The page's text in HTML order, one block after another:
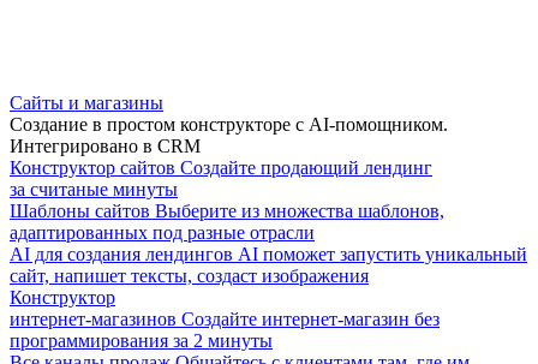
Сайты и магазины
Создание в простом конструкторе с AI-помощником.
Интегрировано в CRM
Конструктор сайтов Создайте продающий лендинг
за считаные минуты
Шаблоны сайтов Выберите из множества шаблонов,
адаптированных под разные отрасли
AI для создания лендингов AI поможет запустить уникальный
сайт, напишет тексты, создаст изображения
Конструктор
интернет-магазинов Создайте интернет-магазин без
программирования за 2 минуты